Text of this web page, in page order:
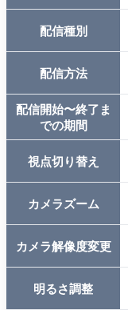
配信種別
配信方法
配信開始〜終了ま
での期間
視点切り替え
カメラズーム
カメラ解像度変更
明るさ調整